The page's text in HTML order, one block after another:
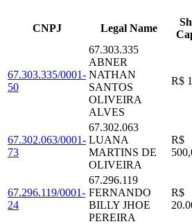
CNPJ Legal Name
67.303.335/0001-
50
67.303.335
ABNER
NATHAN
SANTOS
OLIVEIRA
ALVES
R$
67.302.063/0001-
73
67.302.063
LUANA
MARTINS DE
OLIVEIRA
R$
67.296.119/0001-
24
67.296.119
FERNANDO
BILLY JHOE
PEREIRA
R$